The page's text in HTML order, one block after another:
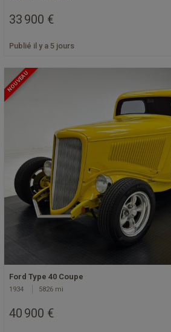
33 900 €
Publié il y a 5 jours
NOUVEAU
Ford Type 40 Coupe
1934 5826 mi
40 900 €